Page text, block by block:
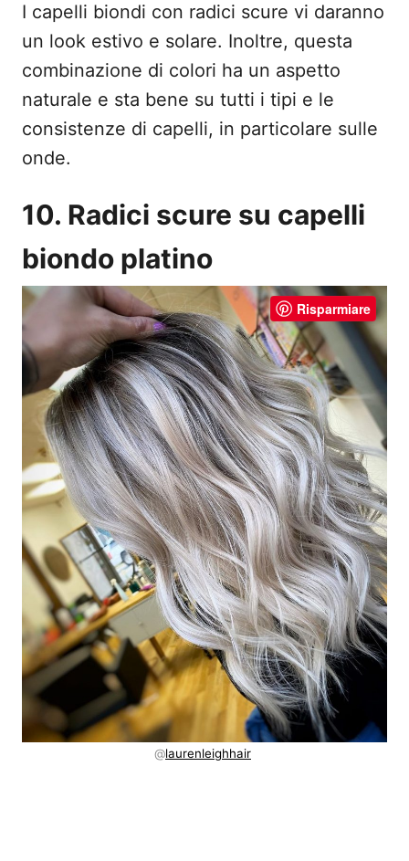
I capelli biondi con radici scure vi daranno
un look estivo e solare. Inoltre, questa
combinazione di colori ha un aspetto
naturale e sta bene su tutti i tipi e le
consistenze di capelli, in particolare sulle
onde.
10. Radici scure su capelli
biondo platino
Risparmiare
@laurenleighhair